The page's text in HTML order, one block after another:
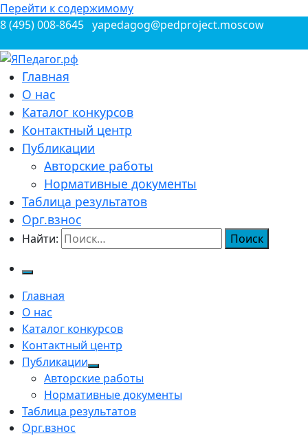
Перейти к содержимому
8 (495) 008-8645 yapedagog@pedproject.moscow
ЯПедагог.рф
Всероссийские конкурсы для педагогов
Главная
О нас
Каталог конкурсов
Контактный центр
Публикации
Авторские работы
Нормативные документы
Таблица результатов
Орг.взнос
Найти:
Главная
О нас
Каталог конкурсов
Контактный центр
Публикации
Авторские работы
Нормативные документы
Таблица результатов
Орг.взнос